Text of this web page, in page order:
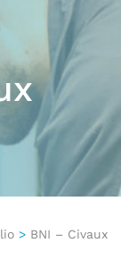
> BNI – Civaux